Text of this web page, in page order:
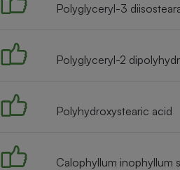
Polyglyceryl-3
Polyglyceryl-2
Polyhydroxystearic acid
Calophyllum inophyllum